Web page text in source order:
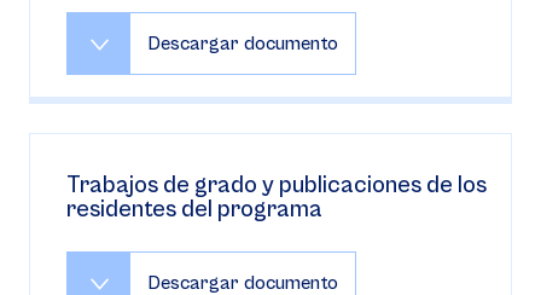
Descargar documento
Trabajos de grado y publicaciones de los
residentes del programa
Descargar documento